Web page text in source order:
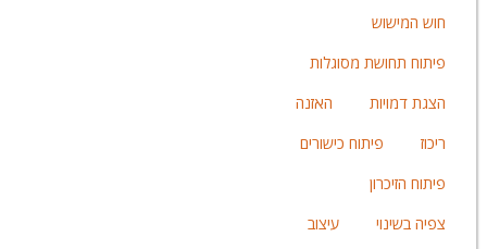
חוש המישוש
פיתוח תחושת מסוגלות
הצגת דמויות
האזנה
ריכוז
פיתוח כישורים
פיתוח הזיכרון
צפיה בשינוי
עיצוב